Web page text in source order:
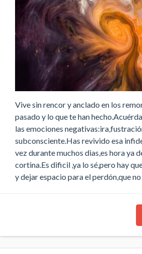
Vive sin rencor y anclado en los
pasado y lo que te han
las emociones
subconsciente.Has revivido esa
vez durante muchos dias,es hora ya
cortina.Es dificil ,ya lo sé,pero hay
y dejar espacio para el perdón,que